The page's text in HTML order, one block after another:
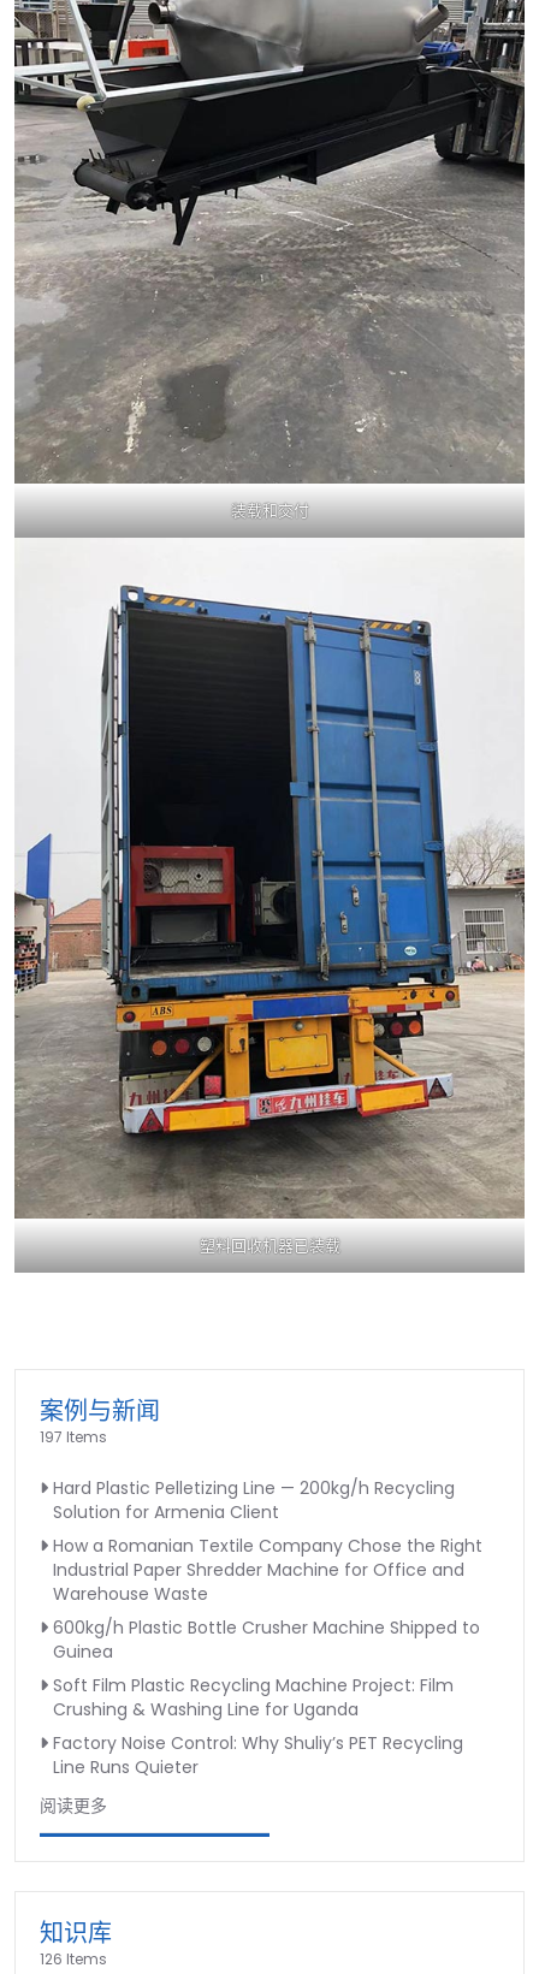
装载和交付
塑料回收机器已装载
案例与新闻
197 Items
Hard Plastic Pelletizing Line — 200kg/h Recycling
Solution for Armenia Client
How a Romanian Textile Company Chose the Right
Industrial Paper Shredder Machine for Office and
Warehouse Waste
600kg/h Plastic Bottle Crusher Machine Shipped to
Guinea
Soft Film Plastic Recycling Machine Project: Film
Crushing & Washing Line for Uganda
Factory Noise Control: Why Shuliy’s PET Recycling
Line Runs Quieter
阅读更多
知识库
126 Items